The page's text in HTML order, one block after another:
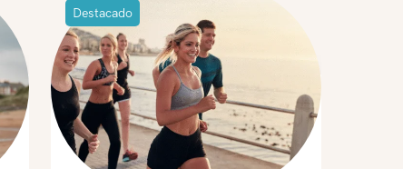
Destacado